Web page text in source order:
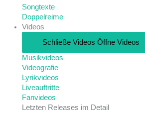
Songtexte
Doppelreime
Videos
Schließe Videos Öffne Videos
Musikvideos
Videografie
Lyrikvideos
Liveauftritte
Fanvideos
Letzten Releases im Detail